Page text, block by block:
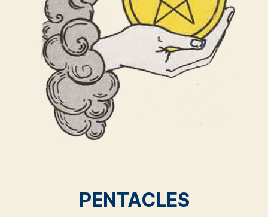
PENTACLES